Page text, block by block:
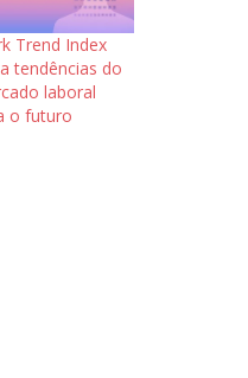
Trend Index
tendências do
laboral
o futuro